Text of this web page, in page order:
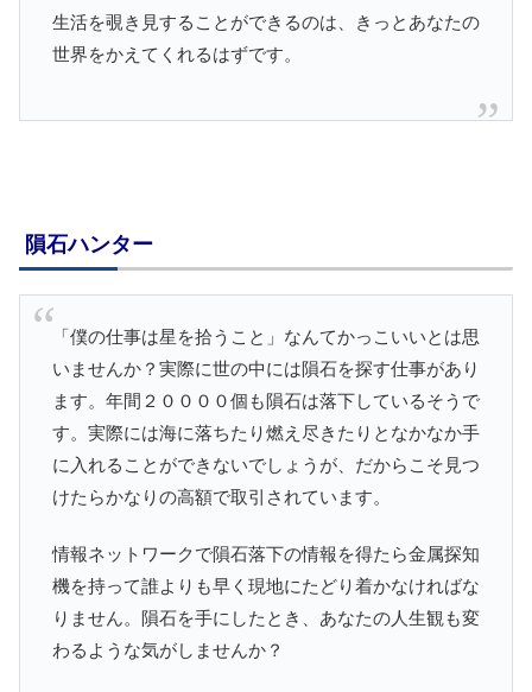
生活を覗き見することができるのは、きっとあなたの
世界をかえてくれるはずです。
隕石ハンター
「僕の仕事は星を拾うこと」なんてかっこいいとは思
いませんか？実際に世の中には隕石を探す仕事があり
ます。年間２００００個も隕石は落下しているそうで
す。実際には海に落ちたり燃え尽きたりとなかなか手
に入れることができないでしょうが、だからこそ見つ
けたらかなりの高額で取引されています。
情報ネットワークで隕石落下の情報を得たら金属探知
機を持って誰よりも早く現地にたどり着かなければな
りません。隕石を手にしたとき、あなたの人生観も変
わるような気がしませんか？